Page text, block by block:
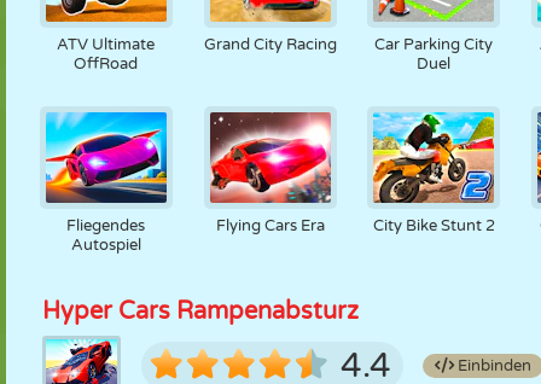
ATV Ultimate
OffRoad
Grand City Racing
Car Parking City
Duel
Fliegendes
Autospiel
Flying Cars Era City Bike Stunt 2
Hyper Cars Rampenabsturz
4.4 Einbinden